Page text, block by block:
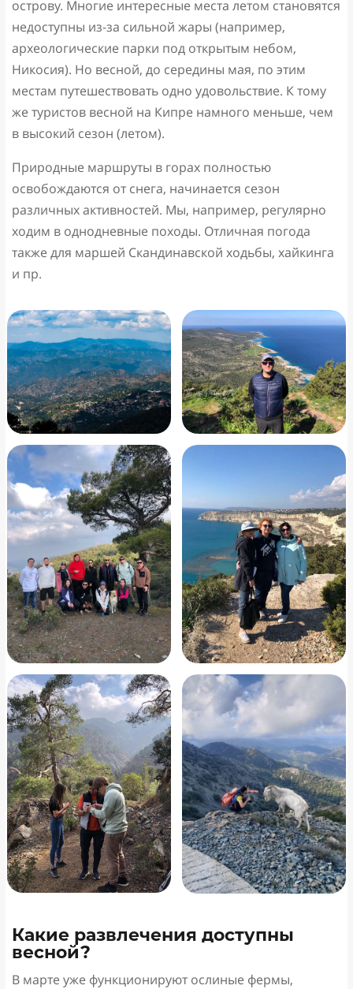
острову. Многие интересные места летом становятся
недоступны из-за сильной жары (например,
археологические парки под открытым небом,
Никосия). Но весной, до середины мая, по этим
местам путешествовать одно удовольствие. К тому
же туристов весной на Кипре намного меньше, чем
в высокий сезон (летом).
Природные маршруты в горах полностью
освобождаются от снега, начинается сезон
различных активностей. Мы, например, регулярно
ходим в однодневные походы. Отличная погода
также для маршей Скандинавской ходьбы, хайкинга
и пр.
Какие развлечения доступны
весной?
В марте уже функционируют ослиные фермы,